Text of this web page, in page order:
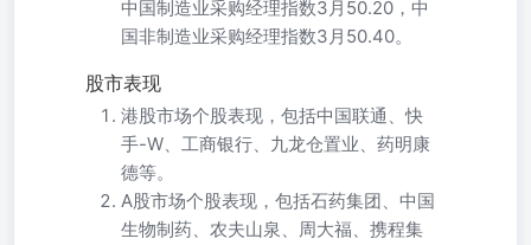
中国制造业采购经理指数3月50.20，中
国非制造业采购经理指数3月50.40。
股市表现
港股市场个股表现，包括中国联通、快
手-W、工商银行、九龙仓置业、药明康
德等。
A股市场个股表现，包括石药集团、中国
生物制药、农夫山泉、周大福、携程集